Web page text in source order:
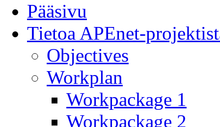
Pääsivu
Tietoa APEnet-
Objectives
Workplan
Workpackage 1
Workpackage 2